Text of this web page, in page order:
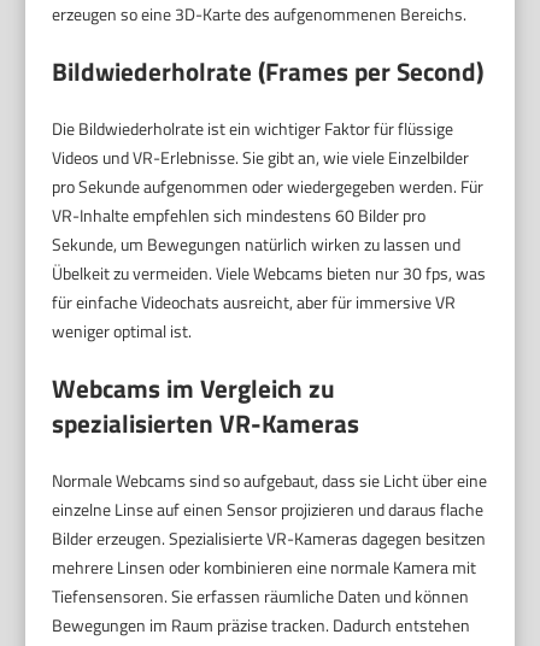
erzeugen so eine 3D-Karte des aufgenommenen Bereichs.
Bildwiederholrate (Frames per Second)
Die Bildwiederholrate ist ein wichtiger Faktor für flüssige
Videos und VR-Erlebnisse. Sie gibt an, wie viele Einzelbilder
pro Sekunde aufgenommen oder wiedergegeben werden. Für
VR-Inhalte empfehlen sich mindestens 60 Bilder pro
Sekunde, um Bewegungen natürlich wirken zu lassen und
Übelkeit zu vermeiden. Viele Webcams bieten nur 30 fps, was
für einfache Videochats ausreicht, aber für immersive VR
weniger optimal ist.
Webcams im Vergleich zu
spezialisierten VR-Kameras
Normale Webcams sind so aufgebaut, dass sie Licht über eine
einzelne Linse auf einen Sensor projizieren und daraus flache
Bilder erzeugen. Spezialisierte VR-Kameras dagegen besitzen
mehrere Linsen oder kombinieren eine normale Kamera mit
Tiefensensoren. Sie erfassen räumliche Daten und können
Bewegungen im Raum präzise tracken. Dadurch entstehen